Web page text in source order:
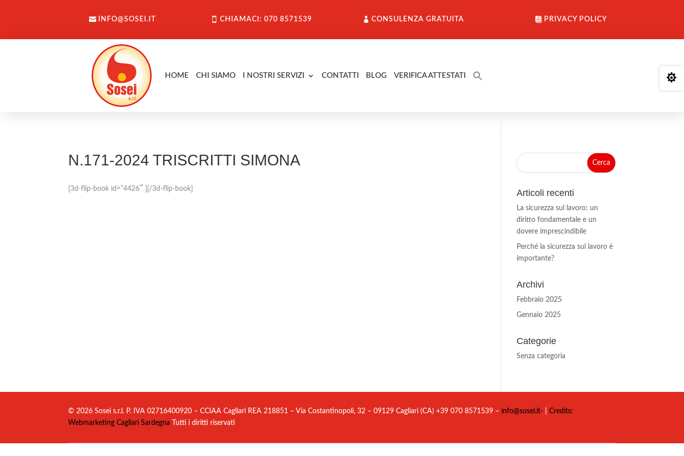
INFO@SOSEI.IT CHIAMACI: 070 8571539 CONSULENZA GRATUITA PRIVACY POLICY
HOME CHI SIAMO I NOSTRI SERVIZI CONTATTI BLOG VERIFICA ATTESTATI
N.171-2024 TRISCRITTI SIMONA
[3d-flip-book id=”4426″ ][/3d-flip-book] Articoli recenti
La sicurezza sul lavoro: un
diritto fondamentale e un
dovere imprescindibile
Perché la sicurezza sul lavoro è
importante?
Archivi
Febbraio 2025
Gennaio 2025
Categorie
Senza categoria
© 2026 Sosei s.r.l. P. IVA 02716400920 – CCIAA Cagliari REA 218851 – Via Costantinopoli, 32 – 09129 Cagliari (CA) +39 070 8571539 – info@sosei.it-
Credits:
Webmarketing Cagliari Sardegna
Tutti i diritti riservati
